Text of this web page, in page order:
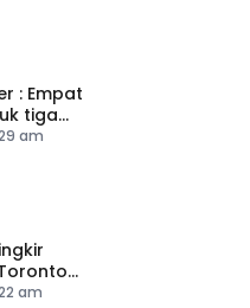
: Empat
tiga
am
am